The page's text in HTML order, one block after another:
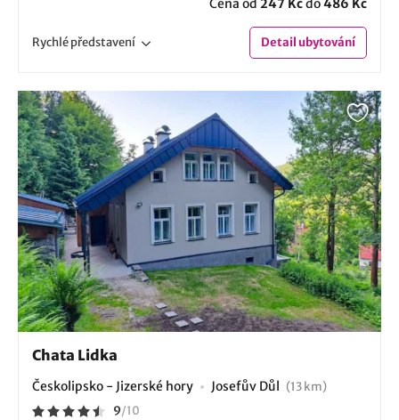
Cena od 247 Kčdo486 Kč
Rychlépředstavení Detailubytování
Chata Lidka
Českolipsko - Jizerské hory Josefův Důl (13 km)
9/10